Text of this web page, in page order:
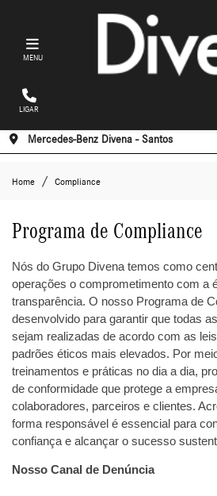
MENU
LIGAR
Mercedes-Benz Divena - Santos
Home Compliance
Programa de Compliance
Nós do Grupo Divena temos como
operações o comprometimento com a
transparência. O nosso Programa de
desenvolvido para garantir que todas
sejam realizadas de acordo com as
padrões éticos mais elevados. Por
treinamentos e práticas no dia a dia,
de conformidade que protege a
colaboradores, parceiros e clientes.
forma responsável é essencial para
confiança e alcançar o sucesso
Nosso Canal de Denúncia